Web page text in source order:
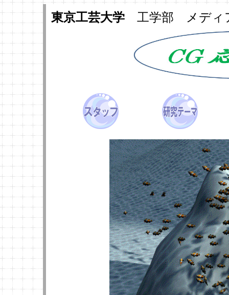
東京工芸大学 工学部 メディ